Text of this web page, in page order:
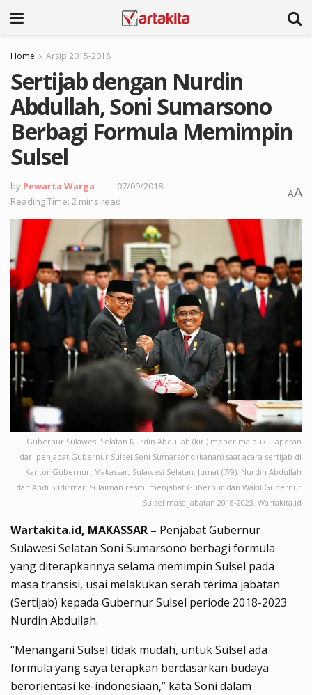
Home Arsip 2015-2018
Sertijab dengan Nurdin
Abdullah, Soni Sumarsono
Berbagi Formula Memimpin
Sulsel
by Pewarta Warga
07/09/2018
Reading Time: 2 mins read
AA
Gubernur Sulawesi Selatan Nurdin Abdullah (kiri) menerima buku laporan
dari penjabat Gubernur Sulsel Soni Sumarsono (kanan) saat acara sertijab di
Kantor Gubernur, Makassar, Sulawesi Selatan, Jumat (7/9). Nurdin Abdullah
dan Andi Sudirman Sulaiman resmi menjabat Gubernur dan Wakil Gubernur
Sulsel masa jabatan 2018-2023. Wartakita.id
Wartakita.id, MAKASSAR – Penjabat Gubernur
Sulawesi Selatan Soni Sumarsono berbagi formula
yang diterapkannya selama memimpin Sulsel pada
masa transisi, usai melakukan serah terima jabatan
(Sertijab) kepada Gubernur Sulsel periode 2018-2023
Nurdin Abdullah.
“Menangani Sulsel tidak mudah, untuk Sulsel ada
formula yang saya terapkan berdasarkan budaya
berorientasi ke-indonesiaan,” kata Soni dalam